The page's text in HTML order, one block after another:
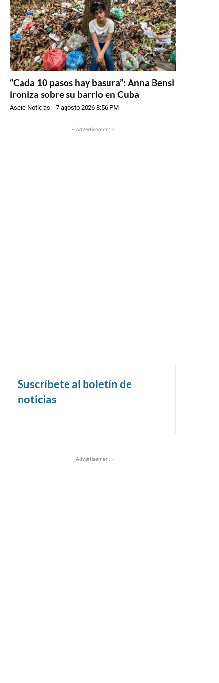
“Cada 10 pasos hay basura”: Anna Bensi
ironiza sobre su barrio en Cuba
Asere Noticias -7 agosto 2026 8:56 PM
- Advertisement -
Suscríbete al boletín de
noticias
- Advertisement -